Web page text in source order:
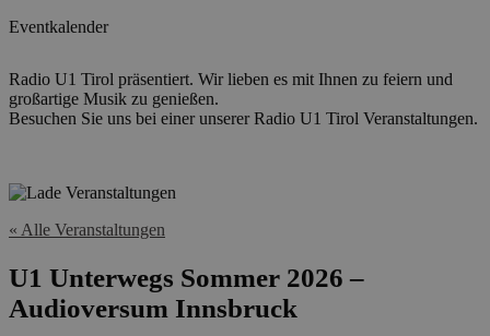
Eventkalender
Radio U1 Tirol präsentiert. Wir lieben es mit Ihnen zu feiern und
großartige Musik zu genießen.
Besuchen Sie uns bei einer unserer Radio U1 Tirol Veranstaltungen.
« Alle Veranstaltungen
U1 Unterwegs Sommer 2026 –
Audioversum Innsbruck